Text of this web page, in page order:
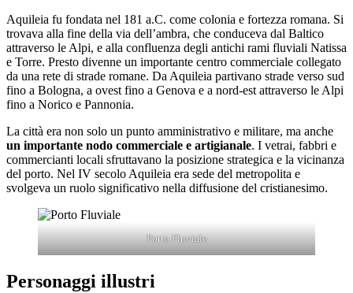
Aquileia fu fondata nel 181 a.C. come colonia e fortezza romana. Si
trovava alla fine della via dell’ambra, che conduceva dal Baltico
attraverso le Alpi, e alla confluenza degli antichi rami fluviali Natissa
e Torre. Presto divenne un importante centro commerciale collegato
da una rete di strade romane. Da Aquileia partivano strade verso sud
fino a Bologna, a ovest fino a Genova e a nord-est attraverso le Alpi
fino a Norico e Pannonia.
La città era non solo un punto amministrativo e militare, ma anche
un importante nodo commerciale e artigianale. I vetrai, fabbri e
commercianti locali sfruttavano la posizione strategica e la vicinanza
del porto. Nel IV secolo Aquileia era sede del metropolita e
svolgeva un ruolo significativo nella diffusione del cristianesimo.
Porto Fluviale
Personaggi illustri